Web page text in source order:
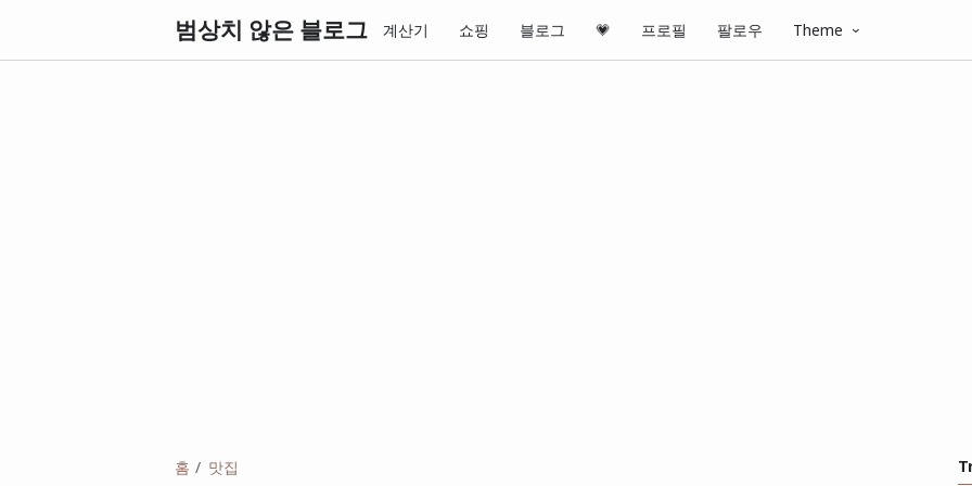
범상치 않은 블로그 계산기 쇼핑 블로그 💗 프로필 팔로우 Theme
홈 맛집